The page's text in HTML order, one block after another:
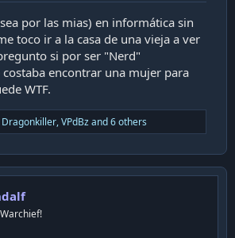
por las mias) en informática sin
toco ir a la casa de una vieja a ver
si por ser "Nerd"
encontrar una mujer para
WTF.
Dragonkiller,VPdBzand 6 others